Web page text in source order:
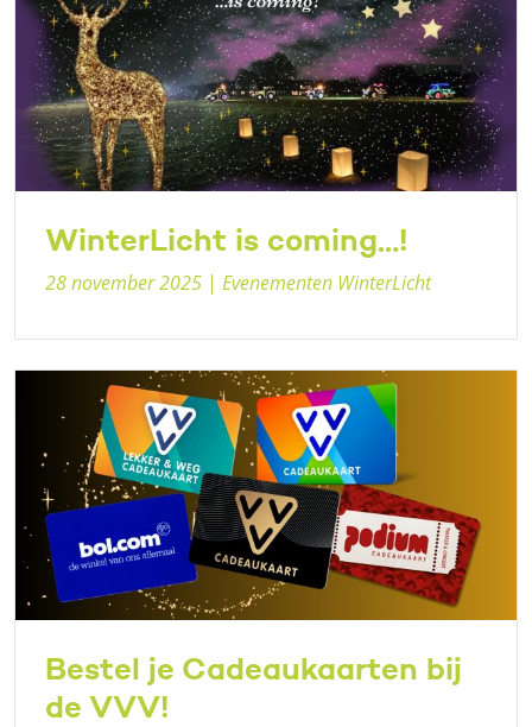
WinterLicht is coming…!
28 november 2025 | Evenementen WinterLicht
Bestel je Cadeaukaarten bij
de VVV!